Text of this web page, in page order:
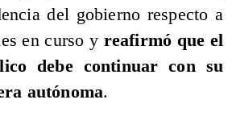
del gobierno respecto a
en curso y reafirmó que el
debe continuar con su
autónoma.